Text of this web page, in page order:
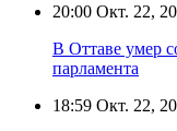
20:00 Окт. 22,
В Оттаве умер
парламента
18:59 Окт. 22,